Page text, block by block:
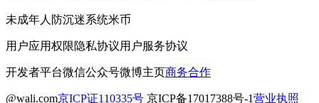
未成年人防沉迷系统米币
用户应用权限隐私协议用户服务协议
开发者平台微信公众号微博主页商务合作
@wali.com京ICP证110335号 京ICP备17017388号-1营业执照